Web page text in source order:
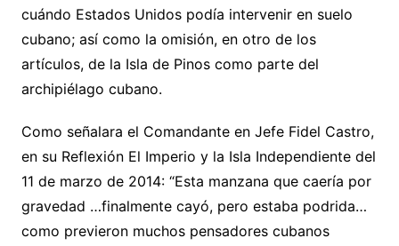
cuándo Estados Unidos podía intervenir en suelo
cubano; así como la omisión, en otro de los
artículos, de la Isla de Pinos como parte del
archipiélago cubano.
Como señalara el Comandante en Jefe Fidel Castro,
en su Reflexión El Imperio y la Isla Independiente del
11 de marzo de 2014: “Esta manzana que caería por
gravedad …finalmente cayó, pero estaba podrida…
como previeron muchos pensadores cubanos